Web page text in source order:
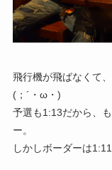
飛行機が飛ばなくて
(；´・ω・)
予選も1:13だから、
ー。
しかしボーダーは